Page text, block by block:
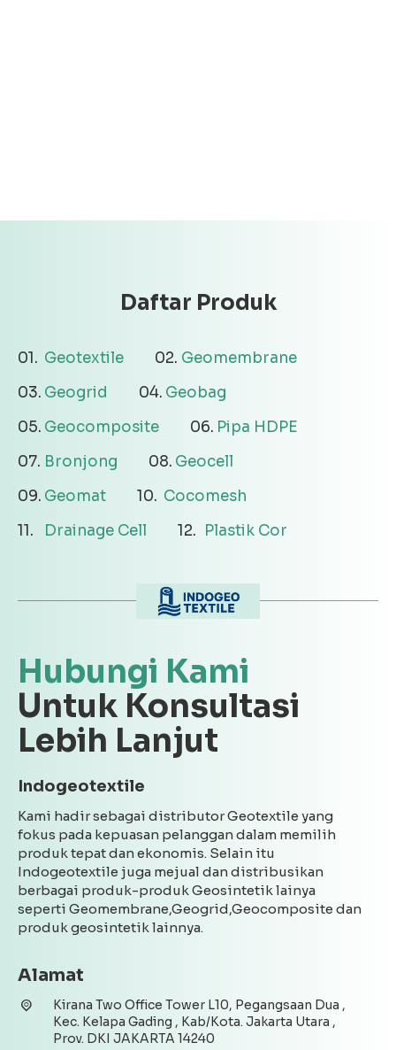
Daftar Produk
Geotextile
Geomembrane
Geogrid
Geobag
Geocomposite
Pipa HDPE
Bronjong
Geocell
Geomat
Cocomesh
Drainage Cell
Plastik Cor
Hubungi Kami
Untuk Konsultasi
Lebih Lanjut
Indogeotextile
Kami hadir sebagai distributor Geotextile yang
fokus pada kepuasan pelanggan dalam memilih
produk tepat dan ekonomis. Selain itu
Indogeotextile juga mejual dan distribusikan
berbagai produk-produk Geosintetik lainya
seperti Geomembrane,Geogrid,Geocomposite dan
produk geosintetik lainnya.
Alamat
Kirana Two Office Tower L10, Pegangsaan Dua ,
Kec. Kelapa Gading , Kab/Kota. Jakarta Utara ,
Prov. DKI JAKARTA 14240